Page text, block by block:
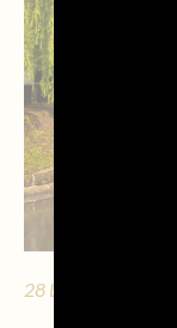
28 LUGLIO 2026 -